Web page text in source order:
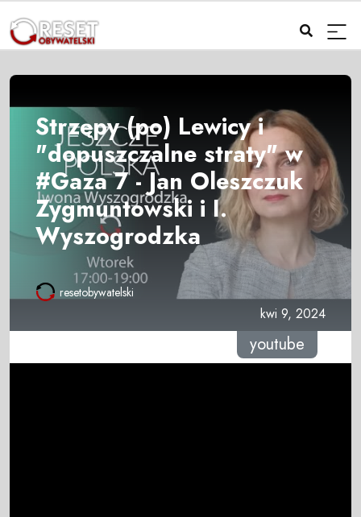
Strzępy (po) Lewicy i
"dopuszczalne straty" w
#Gaza 7 - Jan Oleszczuk
Zygmuntowski i I.
Wyszogrodzka
resetobywatelski
kwi 9, 2024
youtube